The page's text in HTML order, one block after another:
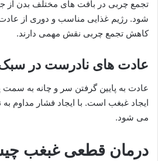
تجمع چربی در بافت های مختلف بدن از
شود. رژیم غذایی مناسب و دوری از
کاهش تجمع چربی نقش مهمی دارند.
عادت های نادرست در
عادت به پایین گرفتن سر و چانه به سمت
ایجاد غبغب است. با ایجاد فشار مداوم به
می شود.
درمان قطعی غبغب